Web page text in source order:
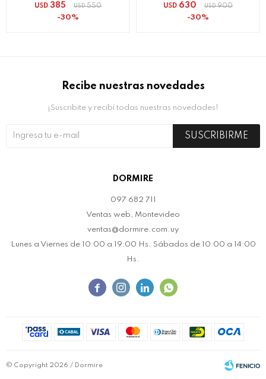
USD 385 USD 550
30
USD 630 USD 900
30
DORMIRE
097 682 711
Ventas web, Montevideo
ventas@dormire.com.uy
Lunes a Viernes de 10:00 a 19:00 Hs. Sábados de 10:00 a 14:00
Hs.
   
Recibe nuestras novedades
¡Suscribite y recibí todas nuestras novedades!
SUSCRIBIRME
© Copyright 2026 / Dormire